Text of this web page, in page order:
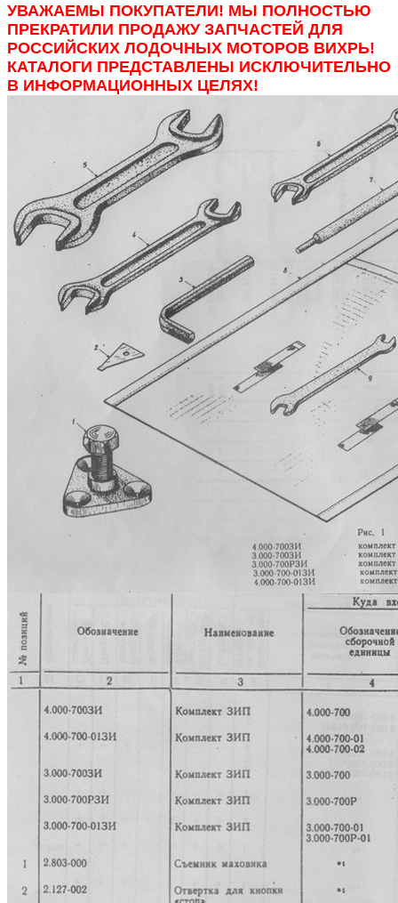
УВАЖАЕМЫ ПОКУПАТЕЛИ! МЫ ПОЛНОСТЬЮ
ПРЕКРАТИЛИ ПРОДАЖУ ЗАПЧАСТЕЙ ДЛЯ
РОССИЙСКИХ ЛОДОЧНЫХ МОТОРОВ ВИХРЬ!
КАТАЛОГИ ПРЕДСТАВЛЕНЫ ИСКЛЮЧИТЕЛЬНО
В ИНФОРМАЦИОННЫХ ЦЕЛЯХ!